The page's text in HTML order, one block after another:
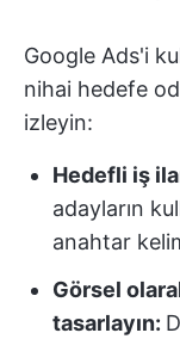
Google Ads'i
nihai hedefe
izleyin:
Hedefli iş
adayların
anahtar
Görsel
tasarlayın: